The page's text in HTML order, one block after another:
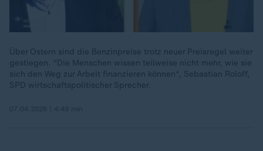
Über Ostern sind die Benzinpreise trotz neuer Preisregel weiter
gestiegen. "Die Menschen wissen teilweise nicht mehr, wie sie
sich den Weg zur Arbeit finanzieren können“, Sebastian Roloff,
SPD wirtschaftspolitischer Sprecher.